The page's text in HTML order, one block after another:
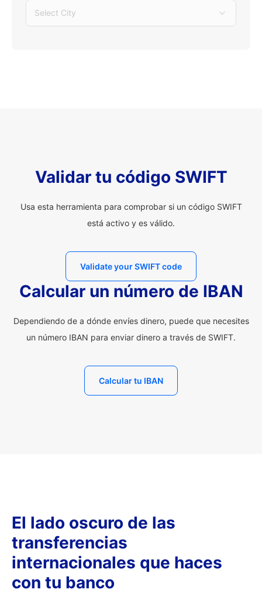
Select City
Validar tu código SWIFT
Usa esta herramienta para comprobar si un código SWIFT
está activo y es válido.
Validate your SWIFT code
Calcular un número de IBAN
Dependiendo de a dónde envíes dinero, puede que necesites
un número IBAN para enviar dinero a través de SWIFT.
Calcular tu IBAN
El lado oscuro de las
transferencias
internacionales que haces
con tu banco